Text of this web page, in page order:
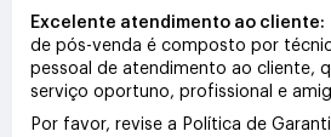
Excelente atendimento ao cliente:
de pós-venda é composto por
pessoal de atendimento ao cliente,
serviço oportuno, profissional e
Por favor, revise a Política de